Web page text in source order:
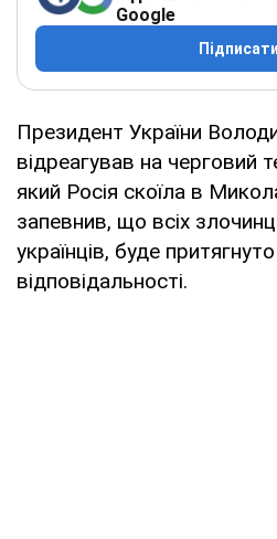
Google
Президент України
відреагував на черговий
який Росія скоїла в
запевнив, що всіх
українців, буде
відповідальності.